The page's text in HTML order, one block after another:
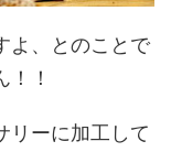
よ、とのことで
！
リーに加工して